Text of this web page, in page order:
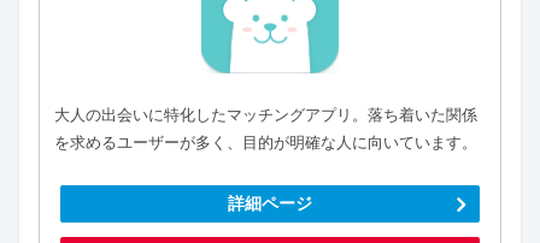
大人の出会いに特化したマッチングアプリ。落ち着いた関係
を求めるユーザーが多く、目的が明確な人に向いています。
詳細ページ